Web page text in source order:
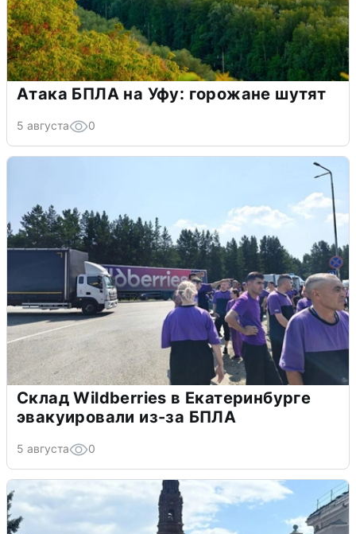
Атака БПЛА на Уфу: горожане шутят
5 августа 0
Склад Wildberries в Екатеринбурге
эвакуировали из-за БПЛА
5 августа 0